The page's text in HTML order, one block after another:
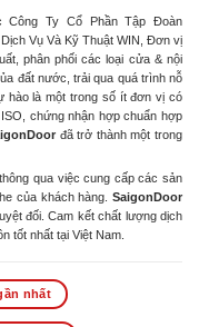
Công Ty Cổ Phần Tập Đoàn
Vụ Và Kỹ Thuật WIN, Đơn vị
phân phối các loại cửa & nội
đất nước, trải qua quá trình nỗ
hào là một trong số ít đơn vị có
chứng nhận hợp chuẩn hợp
đã trở thành một trong
qua việc cung cấp các sản
của khách hàng. SaigonDoor
đối. Cam kết chất lượng dịch
tốt nhất tại Việt Nam.
nhất